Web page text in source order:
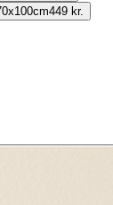
449 kr.